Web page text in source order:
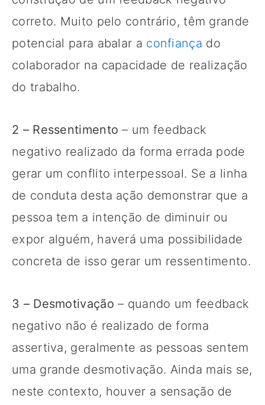
correto. Muito pelo contrário, têm grande
potencial para abalar a confiança do
colaborador na capacidade de realização
do trabalho.
2 – Ressentimento– um feedback
negativo realizado da forma errada pode
gerar um conflito interpessoal. Se a linha
de conduta desta ação demonstrar que a
pessoa tem a intenção de diminuir ou
expor alguém, haverá uma possibilidade
concreta de isso gerar um ressentimento.
3 – Desmotivação– quando um feedback
negativo não é realizado de forma
assertiva, geralmente as pessoas sentem
uma grande desmotivação. Ainda mais se,
neste contexto, houver a sensação de